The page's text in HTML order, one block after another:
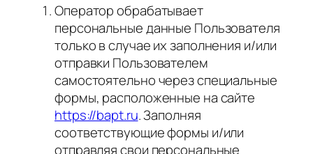
Оператор обрабатывает
персональные данные Пользователя
только в случае их заполнения и/или
отправки Пользователем
самостоятельно через специальные
формы, расположенные на сайте
https://bapt.ru. Заполняя
соответствующие формы и/или
отправляя свои персональные